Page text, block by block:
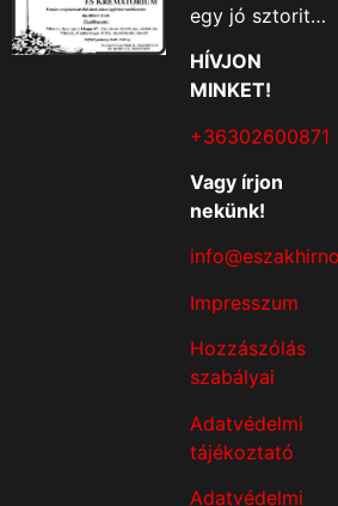
egy jó sztorit…
HÍVJON
MINKET!
+36302600871
Vagy írjon
nekünk!
Impresszum
Hozzászólás
szabályai
Adatvédelmi
tájékoztató
Adatvédelmi